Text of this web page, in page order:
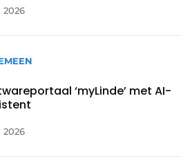
2026
‘myLinde’ met AI-
2026